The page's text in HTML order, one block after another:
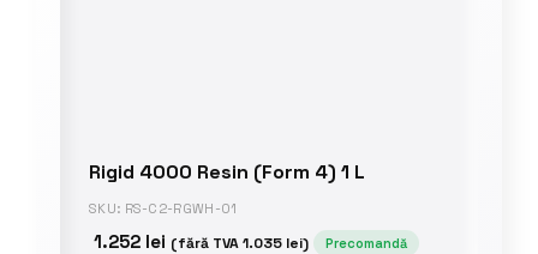
Rigid 4000 Resin (Form 4) 1 L
SKU: RS-C2-RGWH-01
1.252 lei (fără TVA1.035 lei) Precomandă